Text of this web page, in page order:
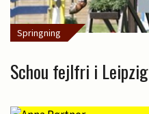
Springning
Schou fejlfri i Leipzig